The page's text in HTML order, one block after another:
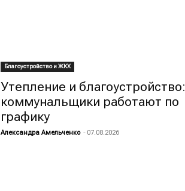
Благоустройство и ЖКХ
Утепление и благоустройство:
коммунальщики работают по
графику
Александра Амельченко - 07.08.2026